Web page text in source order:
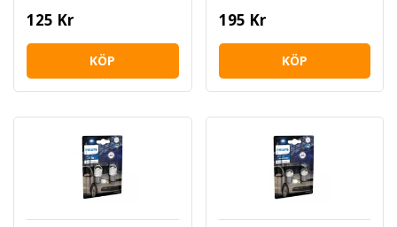
125 Kr
KÖP
195 Kr
KÖP